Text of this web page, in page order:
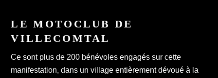
LE MOTOCLUB DE
VILLECOMTAL
Ce sont plus de 200 bénévoles engagés sur cette
manifestation, dans un village entièrement dévoué à la